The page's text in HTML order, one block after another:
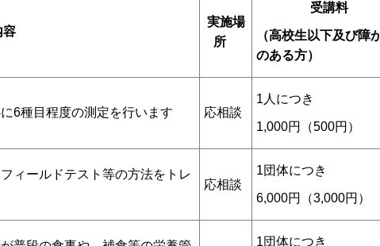
容
実施場
所
受講料
（高校生以下及び障
のある方）
6種目程度の測定を行います 応相談
1人につき
1,000円（500円）
ィールドテスト等の方法をトレ
応相談
1団体につき
6,000円（3,000円）
1団体につき